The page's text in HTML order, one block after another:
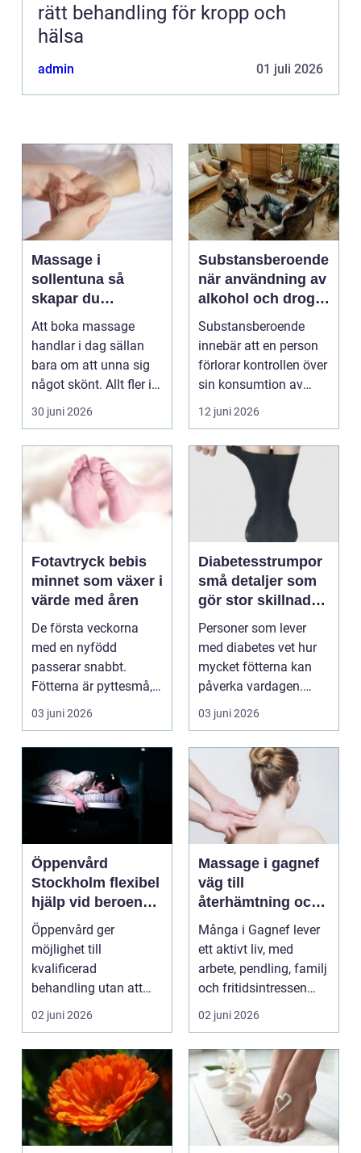
rätt behandling för kropp och
hälsa
admin 01 juli 2026
Massage i
sollentuna så
skapar du
återhämtning i
vardagen
Att boka massage
handlar i dag sällan
bara om att unna sig
något skönt. Allt fler i
Sollentuna söker...
30 juni 2026
Substansberoende
när användning av
alkohol och droger
tar över vardagen
Substansberoende
innebär att en person
förlorar kontrollen över
sin konsumtion av
alkohol, läkemedel...
12 juni 2026
Fotavtryck bebis
minnet som växer i
värde med åren
De första veckorna
med en nyfödd
passerar snabbt.
Fötterna är pyttesmå,
huden är mjuk och
varje lite...
03 juni 2026
Diabetesstrumpor
små detaljer som
gör stor skillnad
för känsliga fötter
Personer som lever
med diabetes vet hur
mycket fötterna kan
påverka vardagen.
Nedsatt känsel, sämre
03 juni 2026
Öppenvård
Stockholm flexibel
hjälp vid beroende
och annan
problematik
Öppenvård ger
möjlighet till
kvalificerad
behandling utan att
personen behöver
lämna sitt hem, sitt ...
02 juni 2026
Massage i gagnef
väg till
återhämtning och
bättre hälsa
Många i Gagnef lever
ett aktivt liv, med
arbete, pendling, familj
och fritidsintressen
som ska få pl...
02 juni 2026